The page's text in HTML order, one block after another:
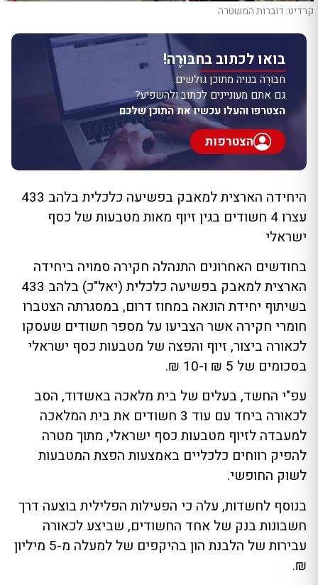
קרדיט: דוברות המשטרה
בואו לכתוב בחבּוּרֶה!
חבּוּרֶה בנויה מתוכן גולשים.
גם אתם מעוניינים לכתוב ולהשפיע?
הצטרפו והעלו עכשיו את התוכן שלכם
הצטרפות
היחידה הארצית למאבק בפשיעה כלכלית בלהב 433
עצרו 4 חשודים בגין זיוף מאות מטבעות של כסף
ישראלי
בחודשים האחרונים התנהלה חקירה סמויה ביחידה
הארצית למאבק בפשיעה כלכלית (יאל"כ) בלהב 433
בשיתוף יחידת הונאה במחוז דרום, במסגרתה הצטברו
חומרי חקירה אשר הצביעו על מספר חשודים שעסקו
לכאורה ביצור, זיוף והפצה של מטבעות כסף ישראלי
בסכומים של 5 ₪ ו-10 ₪.
עפ"י החשד, בעלים של בית מלאכה באשדוד, הסב
לכאורה ביחד עם עוד 3 חשודים את בית המלאכה
למעבדה לזיוף מטבעות כסף ישראלי, מתוך מטרה
להפיק רווחים כלכליים באמצעות הפצת המטבעות
לשוק החופשי.
בנוסף לחשדות, עלה כי הפעילות הפלילית בוצעה דרך
חשבונות בנק של אחד החשודים, שביצע לכאורה
עבירות של הלבנת הון בהיקפים של למעלה מ-5 מיליון
₪.